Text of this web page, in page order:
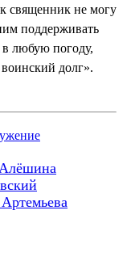
священник не могу
поддерживать
в любую погоду,
долг».